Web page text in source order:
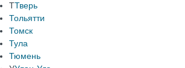
ТТверь
Тольятти
Томск
Тула
Тюмень